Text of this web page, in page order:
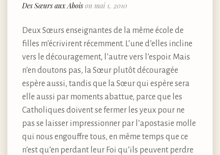
Des Sœurs aux Abois on mai 1, 2010
Deux Sœurs enseignantes de la même école de
filles m’écrivirent récemment. L’une d’elles incline
vers le découragement, l’autre vers l’espoir. Mais
n’en doutons pas, la Sœur plutôt découragée
espère aussi, tandis que la Sœur qui espère sera
elle aussi par moments abattue, parce que les
Catholiques doivent se fermer les yeux pour ne
pas se laisser impressionner par l’apostasie molle
qui nous engouffre tous, en même temps que ce
n’est qu’en perdant leur Foi qu’ils peuvent perdre